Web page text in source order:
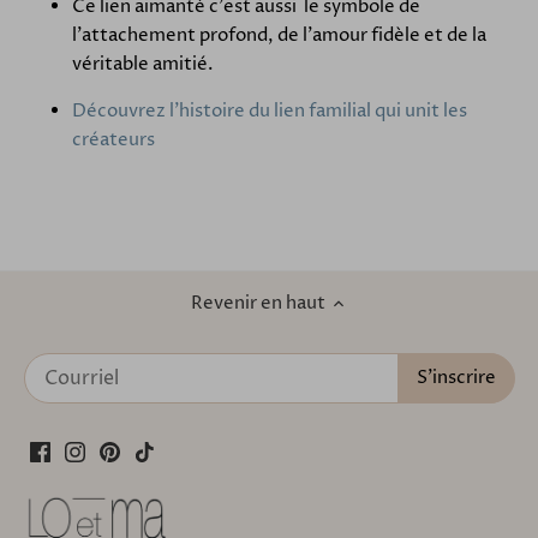
Ce lien aimanté c'est aussi le symbole de
l'attachement profond, de l'amour fidèle et de la
véritable amitié.
Découvrez l'histoire du lien familial qui unit les
créateurs
Revenir en haut